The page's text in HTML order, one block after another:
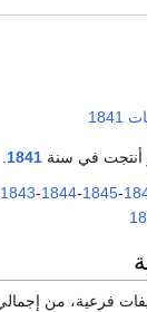
في سنة 1841
1843-1844-1845-